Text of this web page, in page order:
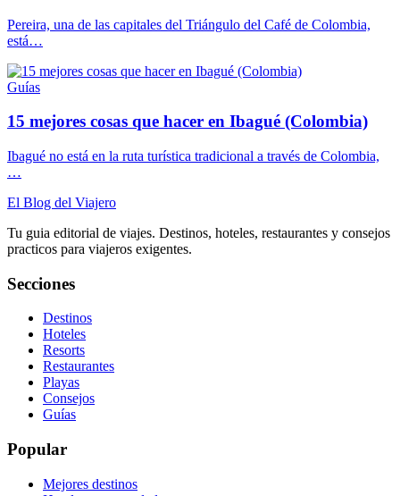
Pereira, una de las capitales del Triángulo del Café de Colombia,
está…
Guías
15 mejores cosas que hacer en Ibagué (Colombia)
Ibagué no está en la ruta turística tradicional a través de Colombia,
…
El Blog del Viajero
Tu guia editorial de viajes. Destinos, hoteles, restaurantes y consejos
practicos para viajeros exigentes.
Secciones
Destinos
Hoteles
Resorts
Restaurantes
Playas
Consejos
Guías
Popular
Mejores destinos